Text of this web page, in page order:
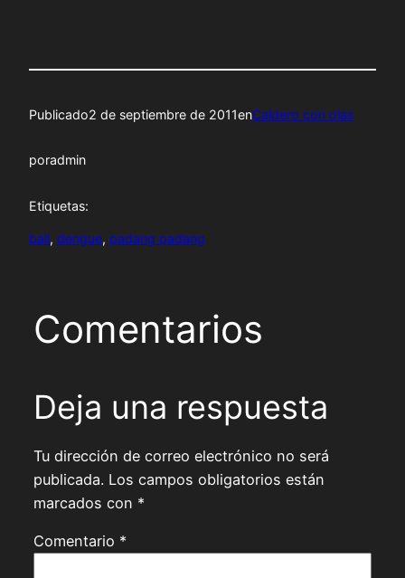
Publicado2 de septiembre de 2011enCaldero con olas
poradmin
Etiquetas:
bali, dengue, padang padang
Comentarios
Deja una respuesta
Tu dirección de correo electrónico no será
publicada. Los campos obligatorios están
marcados con *
Comentario *